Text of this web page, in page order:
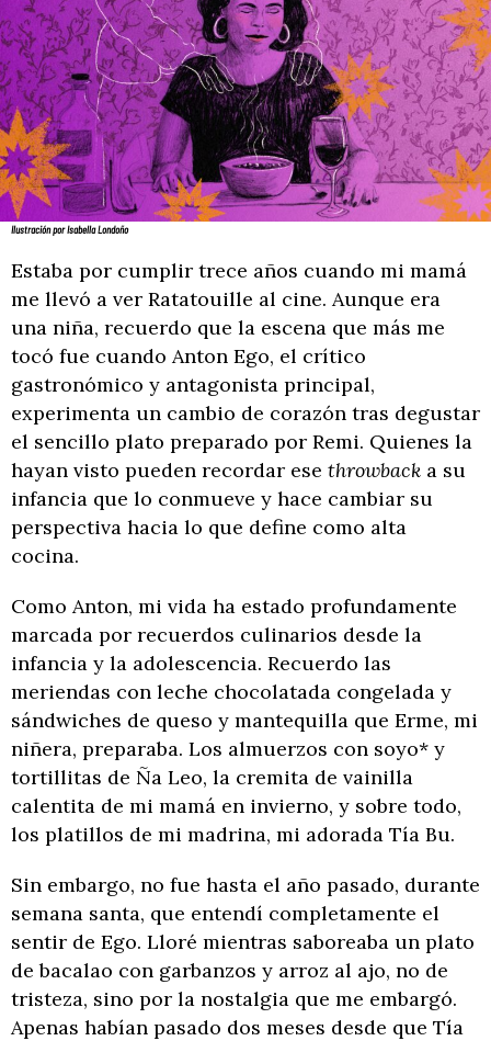
Ilustración por Isabella Londoño
Estaba por cumplir trece años cuando mi mamá
me llevó a ver Ratatouille al cine. Aunque era
una niña, recuerdo que la escena que más me
tocó fue cuando Anton Ego, el crítico
gastronómico y antagonista principal,
experimenta un cambio de corazón tras degustar
el sencillo plato preparado por Remi. Quienes la
hayan visto pueden recordar ese throwback a su
infancia que lo conmueve y hace cambiar su
perspectiva hacia lo que define como alta
cocina.
Como Anton, mi vida ha estado profundamente
marcada por recuerdos culinarios desde la
infancia y la adolescencia. Recuerdo las
meriendas con leche chocolatada congelada y
sándwiches de queso y mantequilla que Erme, mi
niñera, preparaba. Los almuerzos con soyo* y
tortillitas de Ña Leo, la cremita de vainilla
calentita de mi mamá en invierno, y sobre todo,
los platillos de mi madrina, mi adorada Tía Bu.
Sin embargo, no fue hasta el año pasado, durante
semana santa, que entendí completamente el
sentir de Ego. Lloré mientras saboreaba un plato
de bacalao con garbanzos y arroz al ajo, no de
tristeza, sino por la nostalgia que me embargó.
Apenas habían pasado dos meses desde que Tía